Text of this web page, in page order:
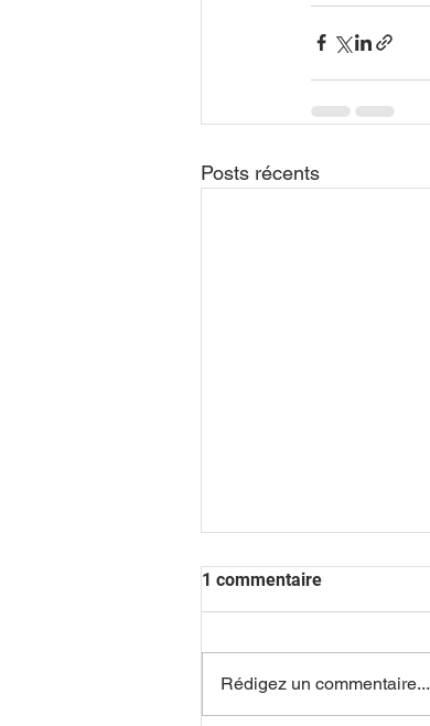
Posts récents
1 commentaire
Rédigez un commentaire...